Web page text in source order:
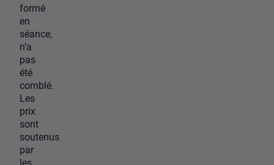
formé
en
séance,
n’a
pas
été
comblé.
Les
prix
sont
soutenus
par
les